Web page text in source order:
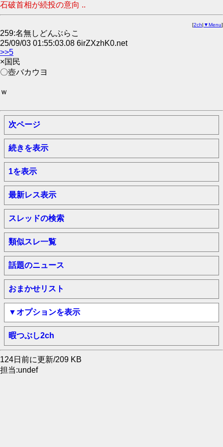
石破首相が続投の意向 ..
[2ch| ▼Menu]
259:名無しどんぶらこ
25/09/03 01:55:03.08 6irZXzhK0.net
>>5
×国民
〇壺バカウヨ
ｗ
次ページ
続きを表示
1を表示
最新レス表示
スレッドの検索
類似スレ一覧
話題のニュース
おまかせリスト
▼オプションを表示
暇つぶし2ch
124日前に更新/209 KB
担当:undef